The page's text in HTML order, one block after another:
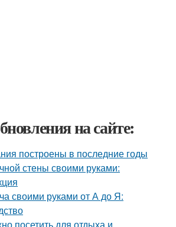
на сайте:
построены в последние годы
стены своими руками:
своими руками от А до Я: